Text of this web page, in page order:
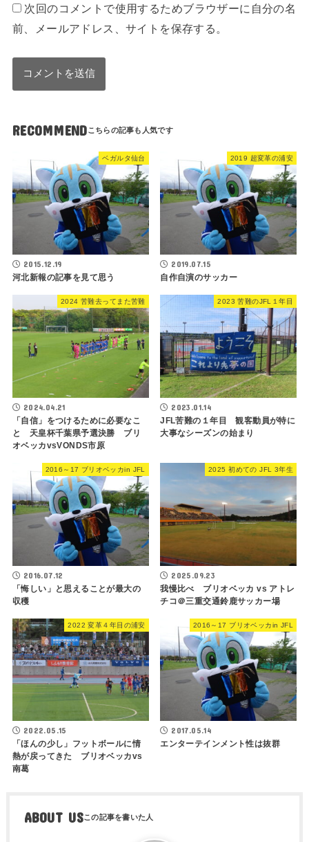
次回のコメントで使用するためブラウザーに自分の名
前、メールアドレス、サイトを保存する。
RECOMMEND
ベガルタ仙台
2015.12.19
河北新報の記事を見て思う
2019 超変革の浦安
2019.07.15
自作自演のサッカー
2024 苦難去ってまた苦難
2024.04.21
「自信」をつけるために必要なこ
と 天皇杯千葉県予選決勝 ブリ
オベッカvsVONDS市原
2023 苦難のJFL１年目
2023.01.14
JFL苦難の１年目 観客動員が特に
大事なシーズンの始まり
2016～17 ブリオベッカin JFL
2016.07.12
「悔しい」と思えることが最大の
収穫
2025 初めての JFL 3年生
2025.09.23
我慢比べ ブリオベッカ vs アトレ
チコ＠三重交通鈴鹿サッカー場
2022 変革４年目の浦安
2022.05.15
「ほんの少し」フットボールに情
熱が戻ってきた ブリオベッカvs
南葛
2016～17 ブリオベッカin JFL
2017.05.14
エンターテインメント性は抜群
ABOUT US